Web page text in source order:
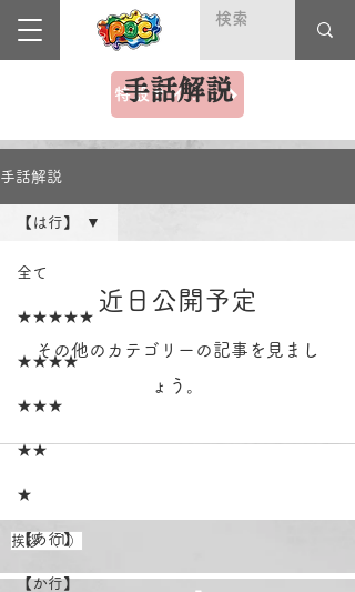
特設サイト＼Deaf Fest（デフフェス）2025／
手話解説
手話解説
全て
★★★★★
★★★★
★★★
★★
★
【あ行】
【か行】
【は行】
近日公開予定
その他のカテゴリーの記事を見まし
ょう。
挨拶 （1）